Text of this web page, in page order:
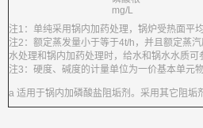
mg/L
注1：单纯采用锅内加药处理，锅炉受热面平
注2：额定蒸发量小于等于4t/h，并且额定蒸
水处理和锅内加药处理时，给水和锅水水质可
注3：硬度、碱度的计量单位为一价基本单元
a 适用于锅内加磷酸盐阻垢剂。采用其它阻